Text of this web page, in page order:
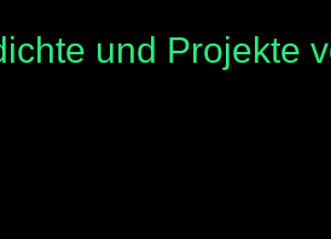
und Projekte